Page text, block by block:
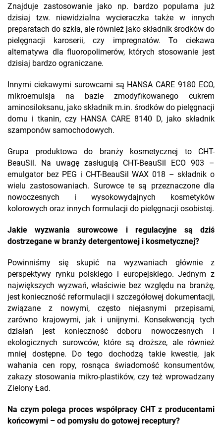
Znajduje zastosowanie jako np. bardzo popularna już
dzisiaj tzw. niewidzialna wycieraczka także w innych
preparatach do szkła, ale również jako składnik środków do
pielęgnacji karoserii, czy impregnatów. To ciekawa
alternatywa dla fluoropolimerów, których stosowanie jest
dzisiaj bardzo ograniczane.
Innymi ciekawymi surowcami są HANSA CARE 9180 ECO,
mikroemulsja na bazie zmodyfikowanego cukrem
aminosiloksanu, jako składnik m.in. środków do pielęgnacji
domu i tkanin, czy HANSA CARE 8140 D, jako składnik
szamponów samochodowych.
Grupa produktowa do branży kosmetycznej to CHT-
BeauSil. Na uwagę zasługują CHT-BeauSil ECO 903 –
emulgator bez PEG i CHT-BeauSil WAX 018 – składnik o
wielu zastosowaniach. Surowce te są przeznaczone dla
nowoczesnych i wysokowydajnych kosmetyków
kolorowych oraz innych formulacji do pielęgnacji osobistej.
Jakie wyzwania surowcowe i regulacyjne są dziś
dostrzegane w branży detergentowej i kosmetycznej?
Powinniśmy się skupić na wyzwaniach głównie z
perspektywy rynku polskiego i europejskiego. Jednym z
największych wyzwań, właściwie bez względu na branżę,
jest konieczność reformulacji i szczegółowej dokumentacji,
związane z nowymi, często niejasnymi przepisami,
zarówno krajowymi, jak i unijnymi. Konsekwencją tych
działań jest konieczność doboru nowoczesnych i
ekologicznych surowców, które są droższe, ale również
mniej dostępne. Do tego dochodzą takie kwestie, jak
wahania cen ropy, rosnąca świadomość konsumentów,
zakazy stosowania mikro-plastików, czy też wprowadzany
Zielony Ład.
Na czym polega proces współpracy CHT z producentami
końcowymi – od pomysłu do gotowej receptury?